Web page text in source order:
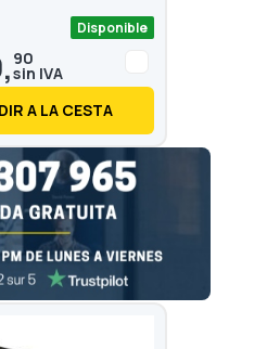
Disponible
90
A LA CESTA